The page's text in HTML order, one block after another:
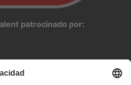
patrocinado por: